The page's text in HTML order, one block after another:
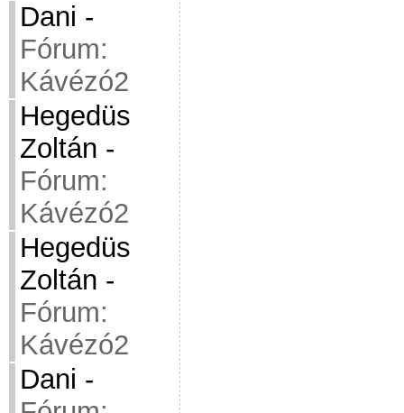
Dani -
Fórum:
Kávézó2
Hegedüs
Zoltán -
Fórum:
Kávézó2
Hegedüs
Zoltán -
Fórum:
Kávézó2
Dani -